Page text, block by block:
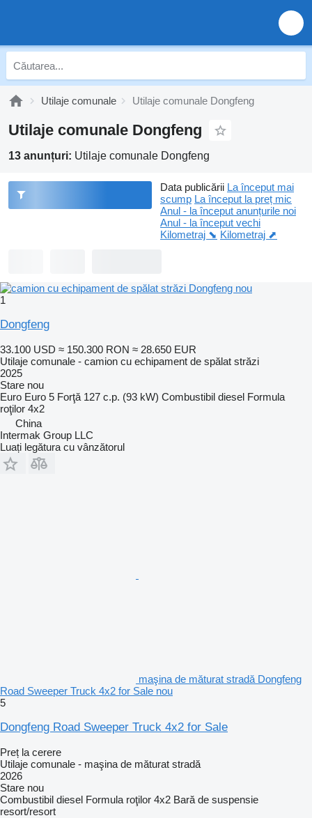
Utilaje comunale Utilaje comunale Dongfeng
Utilaje comunale Dongfeng
13 anunțuri: Utilaje comunale Dongfeng
Data publicării La început mai
scump La început la preț mic
Anul - la început anunțurile noi
Anul - la început vechi
Kilometraj ⬊ Kilometraj ⬈
1
Dongfeng
33.100 USD ≈ 150.300 RON ≈ 28.650 EUR
Utilaje comunale - camion cu echipament de spălat străzi
2025
Stare nou
Euro Euro 5 Forţă 127 c.p. (93 kW) Combustibil diesel Formula
roţilor 4x2
China
Intermak Group LLC
Luați legătura cu vânzătorul
maşina de măturat stradă Dongfeng
Road Sweeper Truck 4x2 for Sale nou
5
Dongfeng Road Sweeper Truck 4x2 for Sale
Preț la cerere
Utilaje comunale - maşina de măturat stradă
2026
Stare nou
Combustibil diesel Formula roţilor 4x2 Bară de suspensie
resort/resort